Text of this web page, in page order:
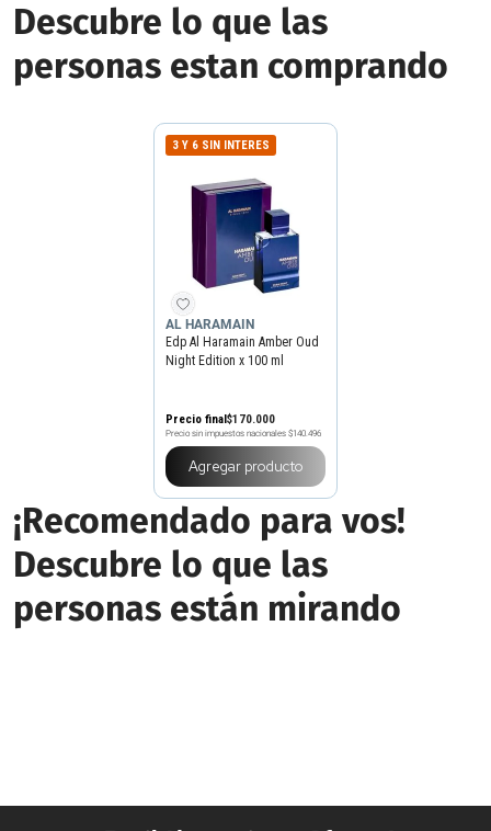
Descubre lo que las
personas estan comprando
3 Y 6 SIN INTERES
AL HARAMAIN
Edp Al Haramain Amber Oud
Night Edition x 100 ml
Precio final$170.000
Precio sin impuestos nacionales $140.496
Agregar producto
¡Recomendado para vos!
Descubre lo que las
personas están mirando